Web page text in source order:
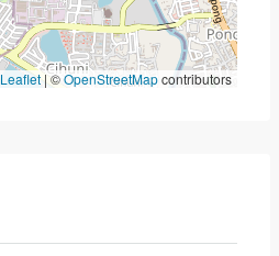
Leaflet |©OpenStreetMapcontributors